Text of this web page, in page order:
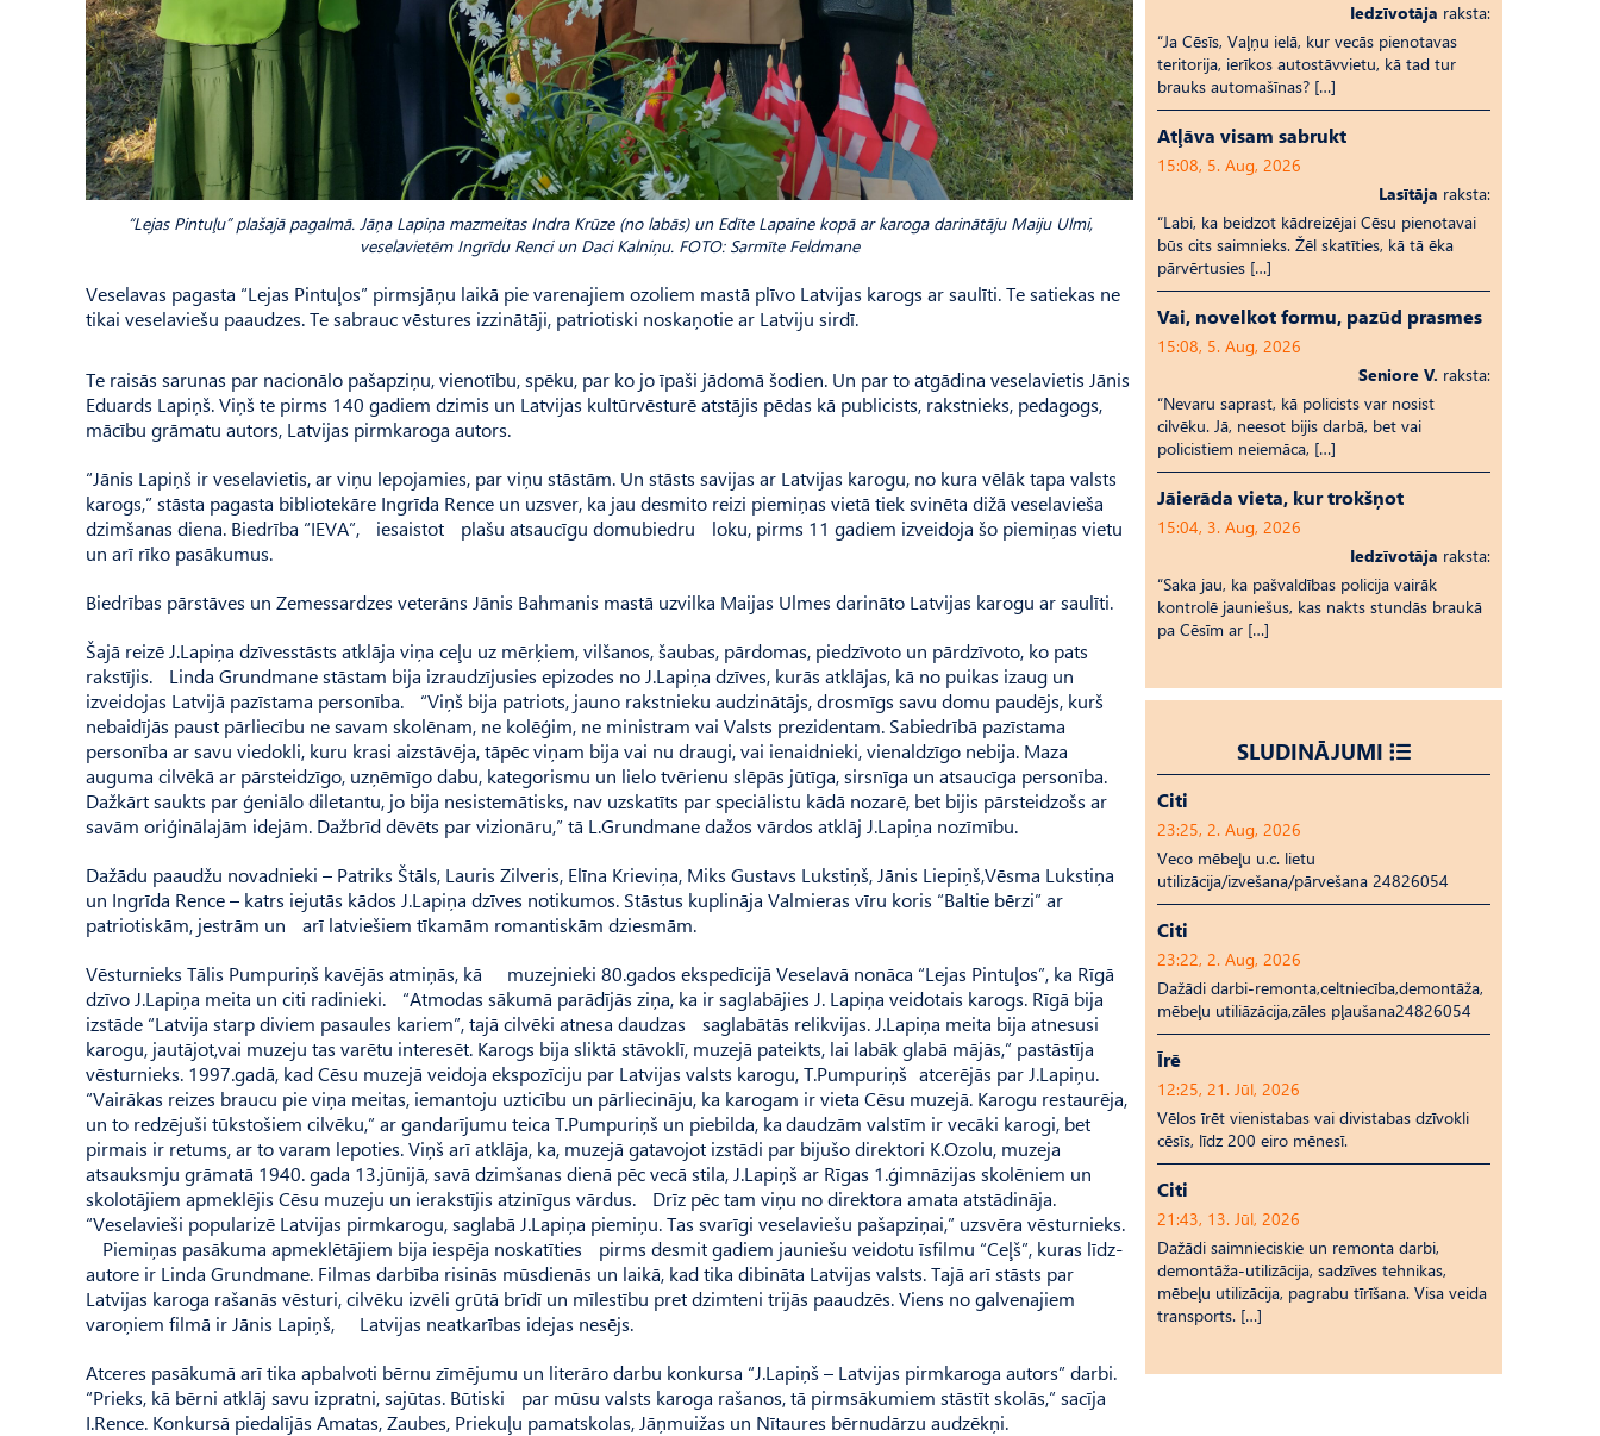
“Lejas Pintuļu” plašajā pagalmā. Jāņa Lapiņa mazmeitas Indra Krūze (no labās) un Edīte Lapaine kopā ar karoga darinātāju Maiju Ulmi,
veselavietēm Ingrīdu Renci un Daci Kalniņu. FOTO: Sarmīte Feldmane
Veselavas pagasta “Lejas Pintuļos” pirmsjāņu laikā pie varenajiem ozoliem mastā plīvo Latvijas karogs ar saulīti. Te satiekas ne
tikai veselaviešu paaudzes. Te sabrauc vēstures izzinātāji, patriotiski noskaņotie ar Latviju sirdī.
Te raisās sarunas par nacionālo pašapziņu, vienotību, spēku, par ko jo īpaši jādomā šodien. Un par to atgādina veselavietis Jānis
Eduards Lapiņš. Viņš te pirms 140 gadiem dzimis un Latvijas kultūrvēsturē atstājis pēdas kā publicists, rakstnieks, pedagogs,
mācību grāmatu autors, Latvijas pirmkaroga autors.
“Jānis Lapiņš ir veselavietis, ar viņu lepojamies, par viņu stāstām. Un stāsts savijas ar Latvijas karogu, no kura vēlāk tapa valsts
karogs,” stāsta pagasta bibliotekāre Ingrīda Rence un uzsver, ka jau desmito reizi piemiņas vietā tiek svinēta dižā veselavieša
dzimšanas diena. Biedrība “IEVA”, iesaistot plašu atsaucīgu domubiedru loku, pirms 11 gadiem izveidoja šo piemiņas vietu
un arī rīko pasākumus.
Biedrības pārstāves un Zemessardzes veterāns Jānis Bahmanis mastā uzvilka Maijas Ulmes darināto Latvijas karogu ar saulīti.
Šajā reizē J.Lapiņa dzīvesstāsts atklāja viņa ceļu uz mērķiem, vilšanos, šaubas, pārdomas, piedzīvoto un pārdzīvoto, ko pats
rakstījis. Linda Grundmane stāstam bija izraudzījusies epizodes no J.Lapiņa dzīves, kurās atklājas, kā no puikas izaug un
izveidojas Latvijā pazīstama personība. “Viņš bija patriots, jauno rakstnieku audzinātājs, drosmīgs savu domu pau­dējs, kurš
nebaidījās paust pārliecību ne savam skolēnam, ne kolēģim, ne ministram vai Valsts prezidentam. Sabiedrībā pazīstama
personība ar savu viedokli, kuru krasi aizstāvēja, tāpēc viņam bija vai nu draugi, vai ienaidnieki, vienaldzīgo nebija. Maza
auguma cilvēkā ar pārsteidzīgo, uzņēmīgo dabu, kategorismu un lielo tvērienu slēpās jūtīga, sirsnīga un atsaucīga personība.
Dažkārt saukts par ģeniālo diletantu, jo bija nesistemātisks, nav uzskatīts par speciālistu kādā nozarē, bet bijis pārsteidzošs ar
savām oriģinālajām idejām. Dažbrīd dēvēts par vizionāru,” tā L.Grundmane dažos vārdos atklāj J.Lapiņa nozīmību.
Dažādu paaudžu novadnieki – Patriks Štāls, Lauris Zilveris, Elīna Krieviņa, Miks Gustavs Lukstiņš, Jānis Liepiņš,Vēsma Lukstiņa
un Ingrīda Rence – katrs iejutās kādos J.Lapiņa dzīves notikumos. Stāstus kuplināja Valmieras vīru koris “Baltie bērzi” ar
patriotiskām, jestrām un arī latviešiem tīkamām romantiskām dziesmām.
Vēsturnieks Tālis Pumpuriņš kavējās atmiņās, kā muzejnieki 80.gados ekspedīcijā Veselavā nonāca “Lejas Pintuļos”, ka Rīgā
dzīvo J.Lapiņa meita un citi radinieki. “Atmodas sākumā parādījās ziņa, ka ir saglabājies J. Lapiņa veidotais karogs. Rīgā bija
izstāde “Latvija starp diviem pasaules kariem”, tajā cilvēki atnesa daudzas saglabātās relikvijas. J.Lapiņa meita bija atnesusi
karogu, jautājot,vai muzeju tas varētu interesēt. Karogs bija sliktā stāvoklī, muzejā pateikts, lai labāk glabā mājās,” pastāstīja
vēsturnieks. 1997.gadā, kad Cēsu muzejā veidoja ekspozīciju par Latvijas valsts karogu, T.Pumpuriņš atcerējās par J.Lapiņu.
“Vairākas reizes braucu pie viņa meitas, iemantoju uzticību un pārliecināju, ka karogam ir vieta Cēsu muzejā. Karogu restaurēja,
un to redzējuši tūkstošiem cilvēku,” ar gandarījumu teica T.Pumpuriņš un piebilda, ka daudzām valstīm ir vecāki karogi, bet
pirmais ir retums, ar to varam lepoties. Viņš arī atklāja, ka, muzejā gatavojot izstādi par bijušo direktori K.Ozolu, muzeja
atsauksmju grāmatā 1940. gada 13.jūnijā, savā dzimšanas dienā pēc vecā stila, J.Lapiņš ar Rīgas 1.ģimnāzijas skolēniem un
skolotājiem apmeklējis Cēsu muzeju un ierakstījis atzinīgus vārdus. Drīz pēc tam viņu no direktora amata atstādināja.
“Veselavieši popularizē Latvijas pirmkarogu, saglabā J.Lapiņa piemiņu. Tas svarīgi veselaviešu pašapziņai,” uzsvēra vēsturnieks.
Piemiņas pasākuma apmeklētājiem bija iespēja noskatīties pirms desmit gadiem jauniešu veidotu īsfilmu “Ceļš”, kuras līdz­
autore ir Linda Grundmane. Filmas darbība risinās mūsdienās un laikā, kad tika dibināta Latvijas valsts. Tajā arī stāsts par
Latvijas karoga rašanās vēsturi, cilvēku izvēli grūtā brīdī un mīlestību pret dzimteni trijās paaudzēs. Viens no galvenajiem
varoņiem filmā ir Jānis Lapiņš, Latvijas neatkarības idejas nesējs.
Atceres pasākumā arī tika apbalvoti bērnu zīmējumu un literāro darbu konkursa “J.Lapiņš – Latvijas pirmkaroga autors” darbi.
“Prieks, kā bērni atklāj savu izpratni, sajūtas. Būtiski par mūsu valsts karoga rašanos, tā pirmsākumiem stāstīt skolās,” sacīja
I.Rence. Konkursā piedalījās Amatas, Zaubes, Priekuļu pamatskolas, Jāņmuižas un Nītaures bērnudārzu audzēkņi.
Iedzīvotāja raksta:
“Ja Cēsīs, Vaļņu ielā, kur vecās pienotavas
teritorija, ierīkos autostāvvietu, kā tad tur
brauks automašīnas? […]
Atļāva visam sabrukt
15:08, 5. Aug, 2026
Lasītāja raksta:
“Labi, ka beidzot kādreizējai Cēsu pienotavai
būs cits saimnieks. Žēl skatīties, kā tā ēka
pārvērtusies […]
Vai, novelkot formu, pazūd prasmes
15:08, 5. Aug, 2026
Seniore V. raksta:
“Nevaru saprast, kā policists var nosist
cilvēku. Jā, neesot bijis darbā, bet vai
policistiem neiemāca, […]
Jāierāda vieta, kur trokšņot
15:04, 3. Aug, 2026
Iedzīvotāja raksta:
“Saka jau, ka pašvaldības policija vairāk
kontrolē jauniešus, kas nakts stundās braukā
pa Cēsīm ar […]
SLUDINĀJUMI
Citi
23:25, 2. Aug, 2026
Veco mēbeļu u.c. lietu
utilizācija/izvešana/pārvešana 24826054
Citi
23:22, 2. Aug, 2026
Dažādi darbi-remonta,celtniecība,demontāža,
mēbeļu utiliāzācija,zāles pļaušana24826054
Īrē
12:25, 21. Jūl, 2026
Vēlos īrēt vienistabas vai divistabas dzīvokli
cēsīs, līdz 200 eiro mēnesī.
Citi
21:43, 13. Jūl, 2026
Dažādi saimnieciskie un remonta darbi,
demontāža-utilizācija, sadzīves tehnikas,
mēbeļu utilizācija, pagrabu tīrīšana. Visa veida
transports. […]